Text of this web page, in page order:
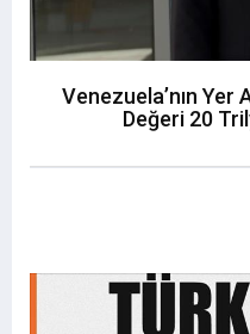
Venezuela’nın Yer
Değeri 20